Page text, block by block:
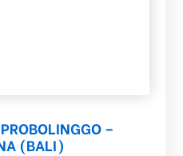
–
(BALI)